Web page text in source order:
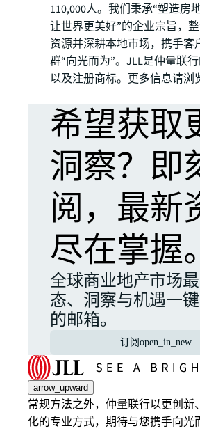
110,000人。我们秉承“塑造房
让世界更美好”的企业宗旨，
资源并深耕本地市场，携手客
群“向光而为”。JLL是仲量联
以及注册商标。更多信息请浏
希望获取
洞察？即
阅，最新
尽在掌握。
全球商业地产市场
态、洞察与机遇一
的邮箱。
订阅 open_in_new
arrow_upward
常规方法之外，仲量联行以更创新
化的专业方式，期待与您携手向光